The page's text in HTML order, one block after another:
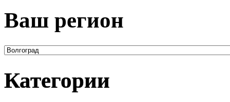
Ваш регион
Категории